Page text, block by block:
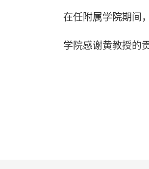
在任附属学院期间
学院感谢黄教授的